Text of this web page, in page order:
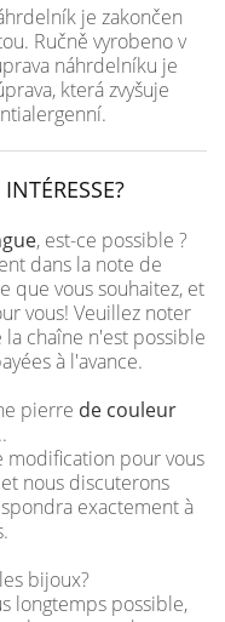
je zakončen
Ručně vyrobeno v
náhrdelníku je
která zvyšuje
, est-ce possible ?
dans la note de
que vous souhaitez, et
vous! Veuillez noter
chaîne n'est possible
à l'avance.
pierre de couleur
modification pour vous
nous discuterons
exactement à
bijoux?
longtemps possible,